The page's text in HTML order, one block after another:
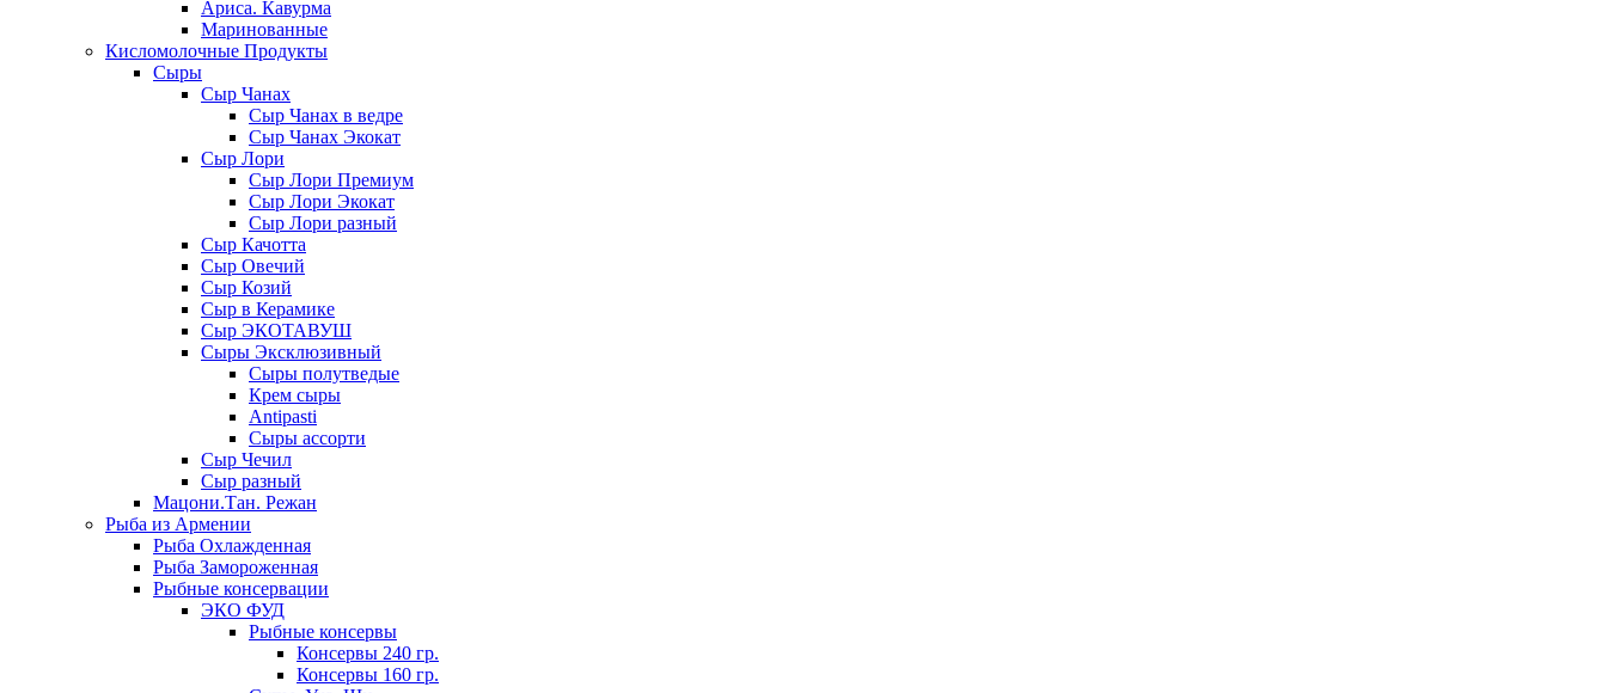
Ариса. Кавурма
Маринованные
Кисломолочные Продукты
Сыры
Сыр Чанах
Сыр Чанах в ведре
Сыр Чанах Экокат
Сыр Лори
Сыр Лори Премиум
Сыр Лори Экокат
Сыр Лори разный
Сыр Качотта
Сыр Овечий
Сыр Козий
Сыр в Керамике
Сыр ЭКОТАВУШ
Сыры Эксклюзивный
Сыры полутведые
Крем сыры
Antipasti
Сыры ассорти
Сыр Чечил
Сыр разный
Мацони.Тан. Режан
Рыба из Армении
Рыба Охлажденная
Рыба Замороженная
Рыбные консервации
ЭКО ФУД
Рыбные консервы
Консервы 240 гр.
Консервы 160 гр.